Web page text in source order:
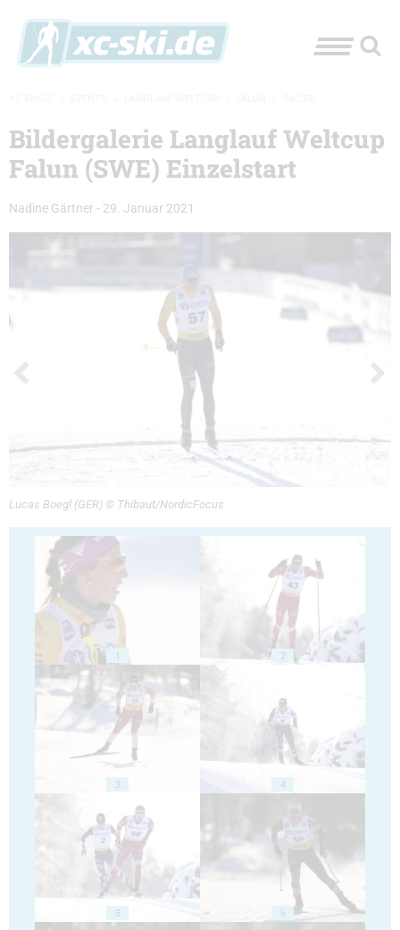
Bildergalerie Langlauf Weltcup
Falun (SWE) Einzelstart
Nadine Gärtner - 29. Januar 2021
Lucas Boegl (GER) © Thibaut/NordicFocus
1 2
3 4
5 6